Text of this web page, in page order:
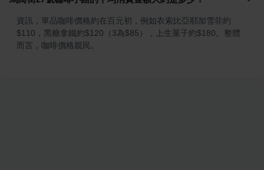
資訊，單品咖啡價格約在百元初，例如衣索比亞耶加雪菲約
$110，黑糖拿鐵約$120（3為$85），上生菓子約$180。整體
而言，咖啡價格親民。